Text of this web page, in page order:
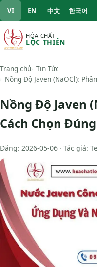
VI EN 中文 한국어
HÓA CHẤT
LỘC THIÊN
Trang chủ Tin Tức
Nồng Độ Javen (NaOCl):
Nồng Độ Javen
Cách Chọn
Đăng: 2026-05-06 · Tác giả: